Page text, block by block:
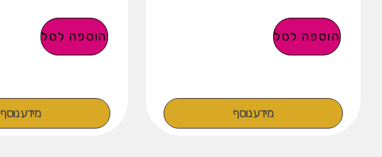
הוספה לסל
מידע נוסף
הוספה לסל
מידע נוסף